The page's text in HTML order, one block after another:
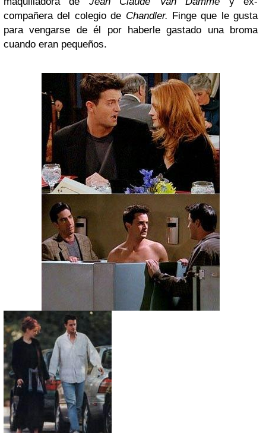
compañera del colegio de Chandler. Finge que le gusta
para vengarse de él por haberle gastado una broma
cuando eran pequeños.